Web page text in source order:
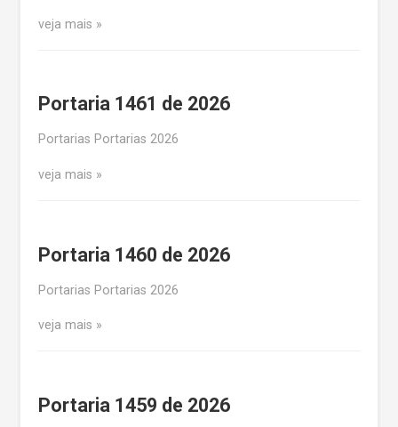
veja mais
Portaria 1461 de 2026
Portarias Portarias 2026
veja mais
Portaria 1460 de 2026
Portarias Portarias 2026
veja mais
Portaria 1459 de 2026